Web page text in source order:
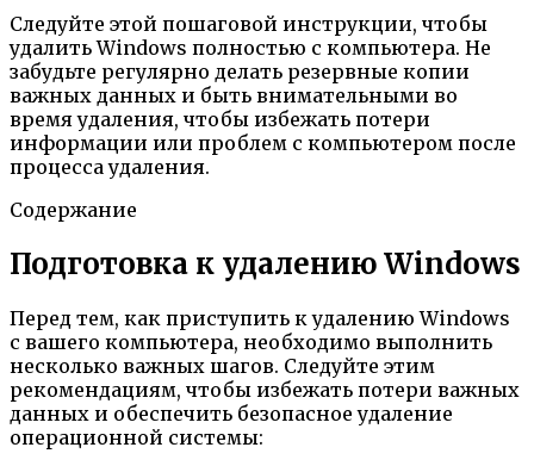
Следуйте этой пошаговой инструкции, чтобы
удалить Windows полностью с компьютера. Не
забудьте регулярно делать резервные копии
важных данных и быть внимательными во
время удаления, чтобы избежать потери
информации или проблем с компьютером после
процесса удаления.
Содержание
Подготовка к удалению Windows
Перед тем, как приступить к удалению Windows
с вашего компьютера, необходимо выполнить
несколько важных шагов. Следуйте этим
рекомендациям, чтобы избежать потери важных
данных и обеспечить безопасное удаление
операционной системы: